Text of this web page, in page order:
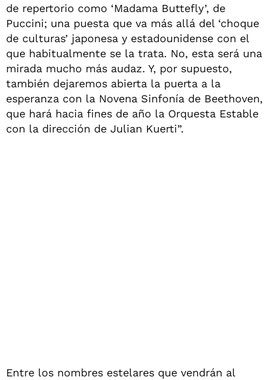
de repertorio como ‘Madama Buttefly’, de
Puccini; una puesta que va más allá del ‘choque
de culturas’ japonesa y estadounidense con el
que habitualmente se la trata. No, esta será una
mirada mucho más audaz. Y, por supuesto,
también dejaremos abierta la puerta a la
esperanza con la Novena Sinfonía de Beethoven,
que hará hacia fines de año la Orquesta Estable
con la dirección de Julian Kuerti”.
Entre los nombres estelares que vendrán al